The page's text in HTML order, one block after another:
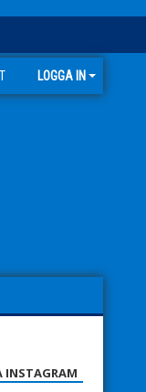
LOGGA IN
INSTAGRAM